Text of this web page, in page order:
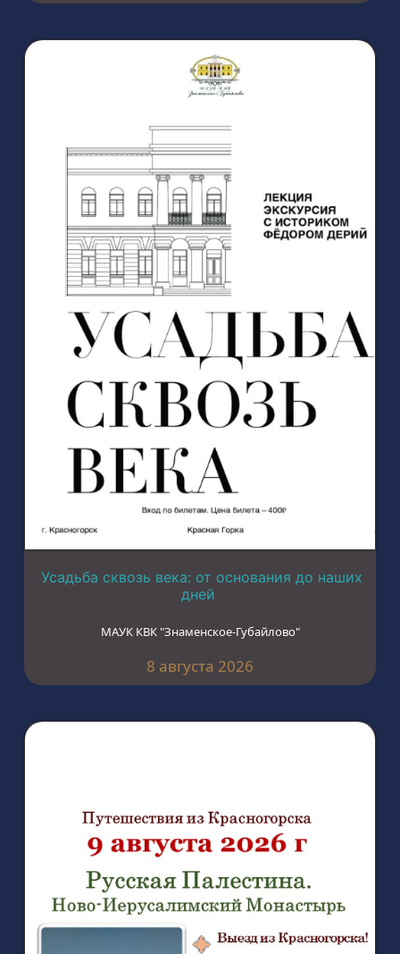
Усадьба сквозь века: от основания до наших
дней
МАУК КВК "Знаменское-Губайлово"
8 августа 2026